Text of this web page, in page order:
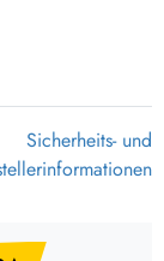
Sicherheits- und